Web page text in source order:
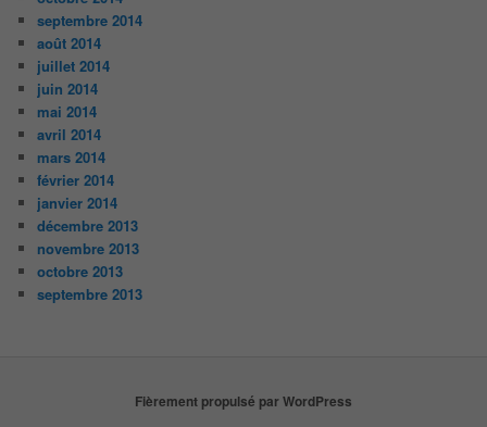
septembre 2014
août 2014
juillet 2014
juin 2014
mai 2014
avril 2014
mars 2014
février 2014
janvier 2014
décembre 2013
novembre 2013
octobre 2013
septembre 2013
Fièrement propulsé par WordPress